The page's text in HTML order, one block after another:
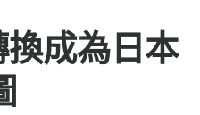
成為日本